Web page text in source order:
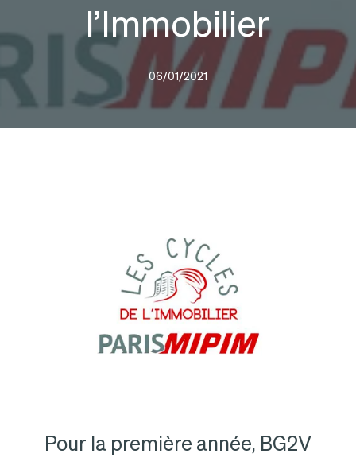
l’Immobilier
06/01/2021
Pour la première année, BG2V